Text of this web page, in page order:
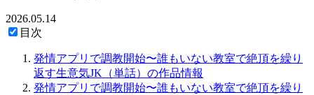
2026.05.14
目次
発情アプリで調教開始〜誰もいない教室で絶頂を繰り
返す生意気JK（単話）の作品情報
発情アプリで調教開始〜誰もいない教室で絶頂を繰り